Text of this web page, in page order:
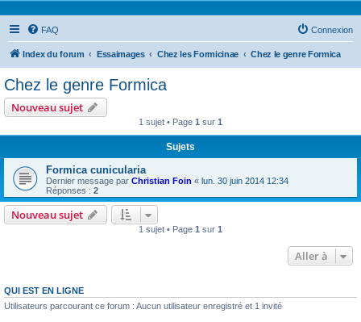
FAQ Connexion
Index du forum Essaimages Chez les Formicinae Chez le genre Formica
Chez le genre Formica
Nouveau sujet
1 sujet • Page 1 sur 1
Sujets
Formica cunicularia
Dernier message par Christian Foin « lun. 30 juin 2014 12:34
Réponses : 2
Nouveau sujet
1 sujet • Page 1 sur 1
Aller à
QUI EST EN LIGNE
Utilisateurs parcourant ce forum : Aucun utilisateur enregistré et 1 invité